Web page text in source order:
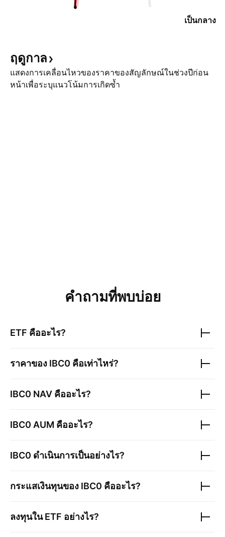
เป็นกลาง
ฤดูกาล
แสดงการเคลื่อนไหวของราคาของสัญลักษณ์ในช่วงปีก่อน
หน้าเพื่อระบุแนวโน้มการเกิดซ้ำ
คำถามที่พบบ่อย
ETF คืออะไร?
ราคาของ IBC0 คือเท่าไหร่?
IBC0 NAV คืออะไร?
IBC0 AUM คืออะไร?
IBC0 ดำเนินการเป็นอย่างไร?
กระแสเงินทุนของ IBC0 คืออะไร?
ลงทุนใน ETF อย่างไร?